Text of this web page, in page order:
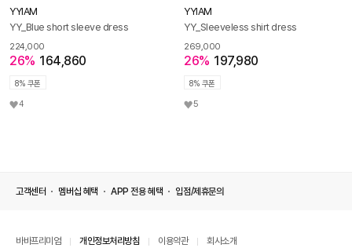
YYIAM
YY_Blue short sleeve dress
224,000
26% 164,860
8% 쿠폰
4
YYIAM
YY_Sleeveless shirt dress
269,000
26% 197,980
8% 쿠폰
5
고객센터 멤버십 혜택 APP 전용 혜택 입점/제휴문의
바바프리미엄 개인정보처리방침 이용약관 회사소개